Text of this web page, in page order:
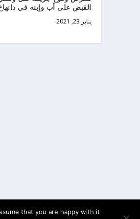
القبض على أب وإبنه في
يناير 23, 2021
that you are happy with it